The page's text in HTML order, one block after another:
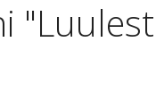
"Luulest